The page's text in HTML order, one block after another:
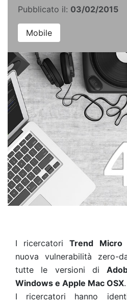
Pubblicato il: 03/02/2015
Mobile
I ricercatoriTrend Micro
nuova vulnerabilità zero-
tutte le versioni di
Windows e Apple Mac OSX.
I ricercatori hanno